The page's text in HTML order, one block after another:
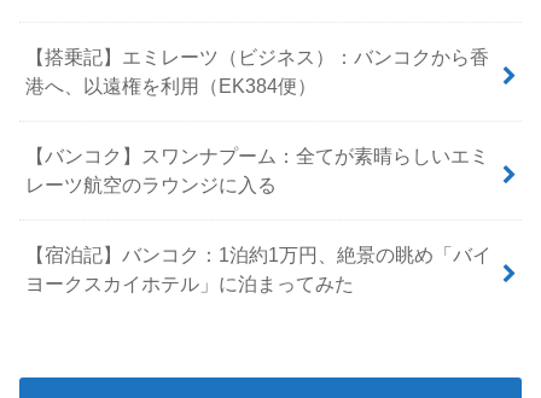
【搭乗記】エミレーツ（ビジネス）：バンコクから香
港へ、以遠権を利用（EK384便）
【バンコク】スワンナプーム：全てが素晴らしいエミ
レーツ航空のラウンジに入る
【宿泊記】バンコク：1泊約1万円、絶景の眺め「バイ
ヨークスカイホテル」に泊まってみた